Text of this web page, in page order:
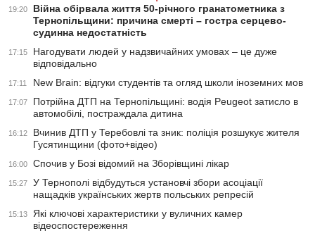
19:20
Війна обірвала життя 50-річного гранатометника з
Тернопільщини: причина смерті – гостра серцево-
судинна недостатність
17:15
Нагодувати людей у надзвичайних умовах – це дуже
відповідально
17:11 New Brain: відгуки студентів та огляд школи іноземних мов
17:07
Потрійна ДТП на Тернопільщині: водія Peugeot затисло в
автомобілі, постраждала дитина
16:12
Вчинив ДТП у Теребовлі та зник: поліція розшукує жителя
Гусятинщини (фото+відео)
16:00 Спочив у Бозі відомий на Зборівщині лікар
15:27
У Тернополі відбудуться установчі збори асоціації
нащадків українських жертв польських репресій
15:13
Які ключові характеристики у вуличних камер
відеоспостереження